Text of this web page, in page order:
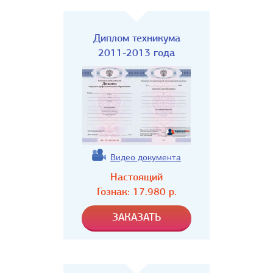
Диплом техникума
2011-2013 года
Видео документа
Настоящий
Гознак: 17.980р.